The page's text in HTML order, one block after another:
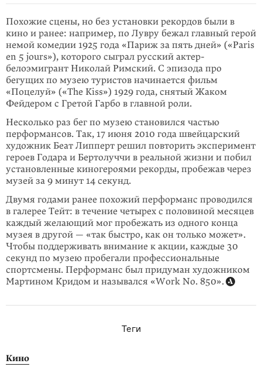
Похожие сцены, но без установки рекордов были в
кино и ранее: например, по Лувру бежал главный герой
немой комедии 1925 года «Париж за пять дней» («Paris
en 5 jours»), которого сыграл русский актер-
белоэмигрант Николай Римский. С эпизода про
бегущих по музею туристов начинается фильм
«Поцелуй» («The Kiss») 1929 года, снятый Жаком
Фейдером с Гретой Гарбо в главной роли.
Несколько раз бег по музею становился частью
перформансов. Так, 17 июня 2010 года швейцарский
художник Беат Липперт решил повторить эксперимент
героев Годара и Бертолуччи в реальной жизни и побил
установленные киногероями рекорды, пробежав через
музей за 9 минут 14 секунд.
Двумя годами ранее похожий перформанс проводился
в галерее Тейт: в течение четырех с половиной месяцев
каждый желающий мог пробежать из одного конца
музея в другой — «так быстро, как он только может».
Чтобы поддерживать внимание к акции, каждые 30
секунд по музею пробегали профессиональные
спортсмены. Перформанс был придуман художником
Мартином Кридом и назывался «Work No. 850».
Теги
Кино